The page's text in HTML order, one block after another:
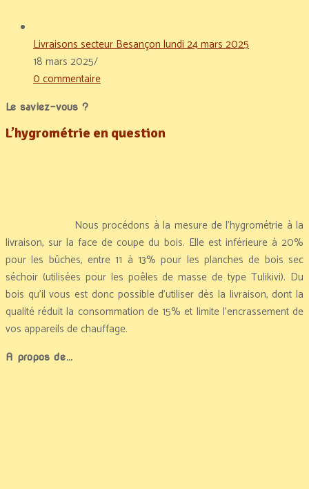
Livraisons secteur Besançon lundi 24 mars 2025
18 mars 2025/
0 commentaire
Le saviez-vous ?
L’hygrométrie en question
Nous procédons à la mesure de l’hygrométrie à la
livraison, sur la face de coupe du bois. Elle est inférieure à 20%
pour les bûches, entre 11 à 13% pour les planches de bois sec
séchoir (utilisées pour les poêles de masse de type Tulikivi). Du
bois qu’il vous est donc possible d’utiliser dès la livraison, dont la
qualité réduit la consommation de 15% et limite l’encrassement de
vos appareils de chauffage.
A propos de…